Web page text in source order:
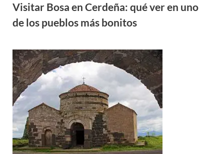
Visitar Bosa en Cerdeña: qué ver en uno
de los pueblos más bonitos